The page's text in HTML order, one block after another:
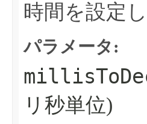
時間を設定し
パラメータ:
リ秒単位)